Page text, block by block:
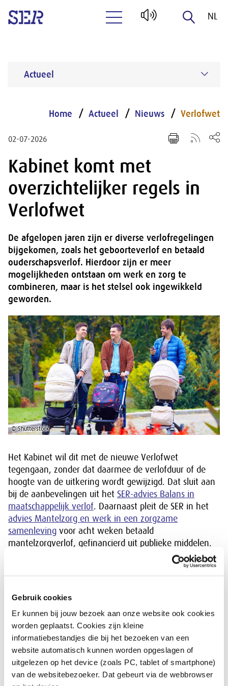
Gebruik cookies
Er kunnen bij jouw bezoek aan onze website ook cookies
worden geplaatst. Cookies zijn kleine
informatiebestandjes die bij het bezoeken van een
website automatisch kunnen worden opgeslagen of
uitgelezen op het device (zoals PC, tablet of smartphone)
van de websitebezoeker. Dat gebeurt via de webbrowser
NL
Actueel
Home Actueel Nieuws Verlofwet
02-07-2026
Kabinet komt met
overzichtelijker regels in
Verlofwet
De afgelopen jaren zijn er diverse verlofregelingen
bijgekomen, zoals het geboorteverlof en betaald
ouderschapsverlof. Hierdoor zijn er meer
mogelijkheden ontstaan om werk en zorg te
combineren, maar is het stelsel ook ingewikkeld
geworden.
© Shutterstock
Het Kabinet wil dit met de nieuwe Verlofwet
tegengaan, zonder dat daarmee de verlofduur of de
hoogte van de uitkering wordt gewijzigd. Dat sluit aan
bij de aanbevelingen uit het SER-advies Balans in
maatschappelijk verlof. Daarnaast pleit de SER in het
advies Mantelzorg en werk in een zorgzame
samenleving voor acht weken betaald
mantelzorgverlof, gefinancierd uit publieke middelen.
Na de zomer verschijnt de kabinetsreactie op dit SER-
Gerelateerd nieuws
Mantelzorg wordt steeds belangrijker
Mantelzorg is een breed en urgent